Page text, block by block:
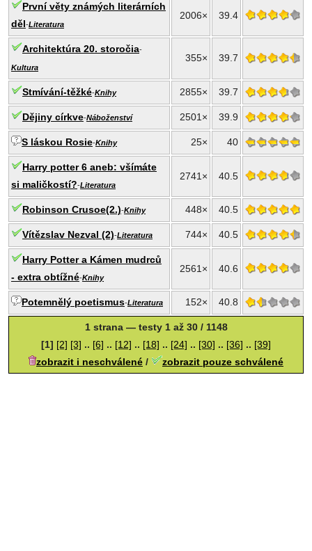
První věty známých literárních
děl-Literatura
2006× 39.4
Architektúra 20. storočia-
Kultura
355× 39.7
Stmívání-těžké-Knihy 2855× 39.7
Dějiny církve-Náboženství 2501× 39.9
S láskou Rosie-Knihy 25× 40
Harry potter 6 aneb: všímáte
si maličkostí?-Literatura
2741× 40.5
Robinson Crusoe(2.)-Knihy 448× 40.5
Vítězslav Nezval (2)-Literatura 744× 40.5
Harry Potter a Kámen mudrců
- extra obtížné-Knihy
2561× 40.6
Potemnělý poetismus-Literatura 152× 40.8
1 strana — testy 1 až 30 / 1148
[1] [2] [3] .. [6] .. [12] .. [18] .. [24] .. [30] .. [36] .. [39]
zobrazit i neschválené / zobrazit pouze schválené